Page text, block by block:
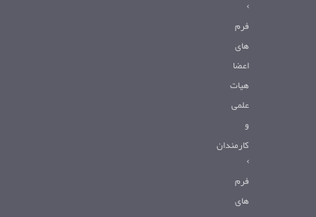
فرم
های
اعضا
هیات
علمی
و
کارمندان
فرم
های